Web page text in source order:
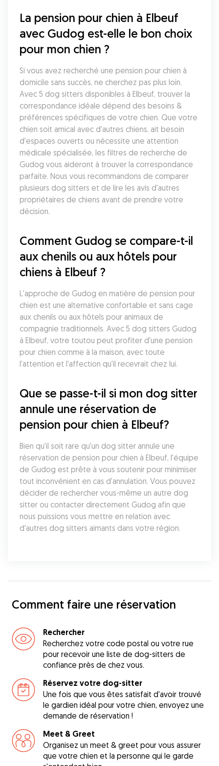
La pension pour chien à Elbeuf
avec Gudog est-elle le bon choix
pour mon chien ?
Si vous avez recherché une pension pour chien à
domicile sans succès, ne cherchez pas plus loin.
Avec 5 dog sitters disponibles à Elbeuf, trouver la
correspondance idéale dépend des besoins &
préférences spécifiques de votre chien. Que votre
chien soit amical avec d'autres chiens, ait besoin
d'espaces ouverts ou nécessite une attention
médicale spécialisée, les filtres de recherche de
Gudog vous aideront à trouver la correspondance
parfaite. Nous vous recommandons de comparer
plusieurs dog sitters et de lire les avis d'autres
propriétaires de chiens avant de prendre votre
décision.
Comment Gudog se compare-t-il
aux chenils ou aux hôtels pour
chiens à Elbeuf ?
L'approche de Gudog en matière de pension pour
chien est une alternative confortable et sans cage
aux chenils ou aux hôtels pour animaux de
compagnie traditionnels. Avec 5 dog sitters Gudog
à Elbeuf, votre toutou peut profiter d'une pension
pour chien comme à la maison, avec toute
l'attention et l'affection qu'il recevrait chez lui.
Que se passe-t-il si mon dog sitter
annule une réservation de
pension pour chien à Elbeuf?
Bien qu'il soit rare qu'un dog sitter annule une
réservation de pension pour chien à Elbeuf, l'équipe
de Gudog est prête à vous soutenir pour minimiser
tout inconvénient en cas d'annulation. Vous pouvez
décider de rechercher vous-même un autre dog
sitter ou contacter directement Gudog afin que
nous puissions vous mettre en relation avec
d'autres dog sitters aimants dans votre région.
Comment faire une réservation
Rechercher
Recherchez votre code postal ou votre rue
pour recevoir une liste de dog-sitters de
confiance près de chez vous.
Réservez votre dog-sitter
Une fois que vous êtes satisfait d'avoir trouvé
le gardien idéal pour votre chien, envoyez une
demande de réservation !
Meet & Greet
Organisez un meet & greet pour vous assurer
que votre chien et la personne qui le garde